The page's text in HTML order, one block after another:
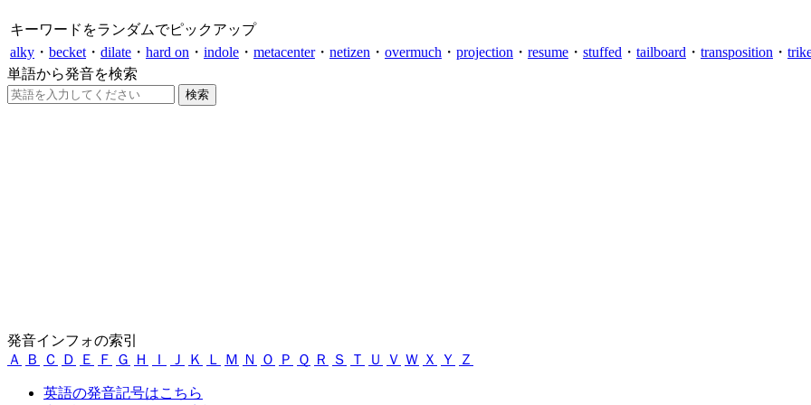
キーワードをランダムでピックアップ
alky ・ becket ・ dilate ・ hard on ・ indole ・ metacenter・ netizen ・ overmuch ・ projection ・ resume ・ stuffed ・ tailboard ・ transposition ・
単語から発音を検索
発音インフォの索引
Ａ
Ｂ Ｃ Ｄ Ｅ Ｆ Ｇ Ｈ Ｉ Ｊ Ｋ Ｌ Ｍ Ｎ Ｏ Ｐ Ｑ Ｒ Ｓ Ｔ Ｕ Ｖ Ｗ Ｘ Ｙ Ｚ
英語の発音記号はこちら